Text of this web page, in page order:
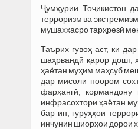
Ҷумҳурии Тоҷикистон
терроризм ва
мушаххасро тарҳрезӣ
Таърих гувоҳ аст, ки
шаҳрвандӣ қарор дошт,
ҳаётан муҳим маҳсуб
дар мисоли ноором
фарҳангӣ, кормандону
инфрасохтори ҳаётан
бар ин, гурӯҳҳои
инчунин шиорҳои дорои